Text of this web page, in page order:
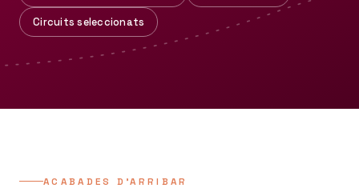
Circuits seleccionats
ACABADES D'ARRIBAR